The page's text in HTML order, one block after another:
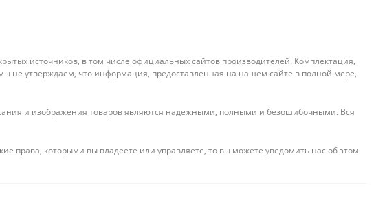
источников, в том числе официальных сайтов производителей. Комплектация,
не утверждаем, что информация, предоставленная на нашем сайте в полной мере,
и изображения товаров являются надежными, полными и безошибочными. Вся
права, которыми вы владеете или управляете, то вы можете уведомить нас об этом